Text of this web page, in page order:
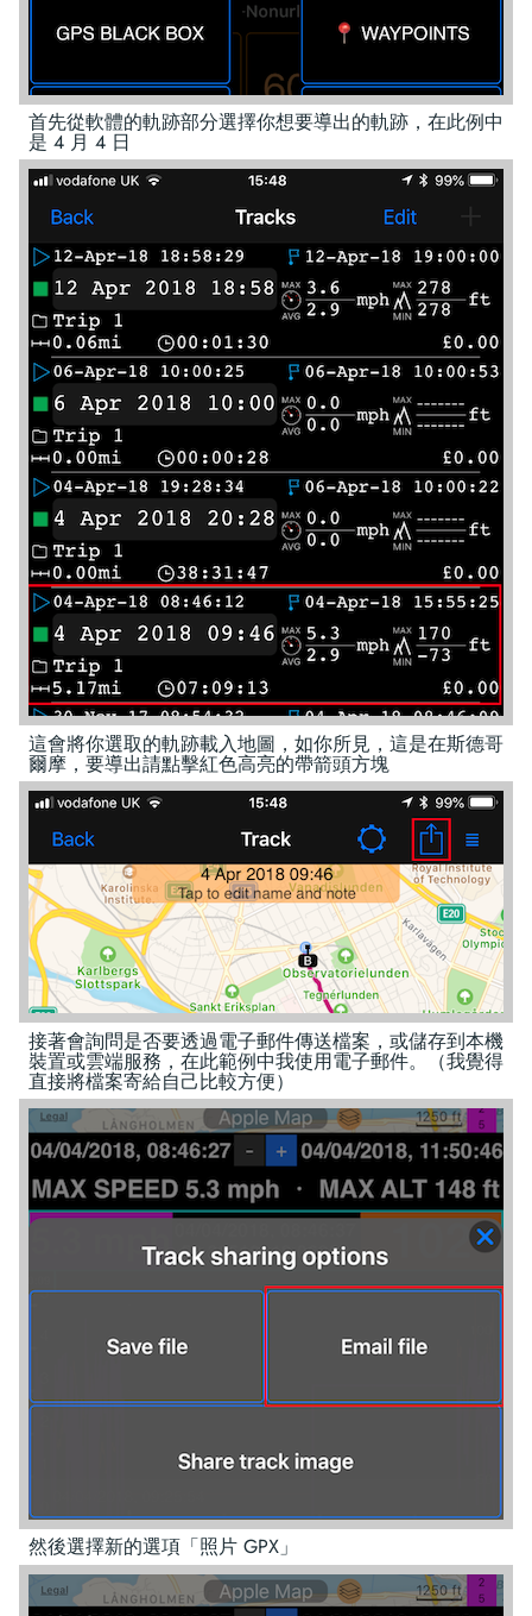
首先從軟體的軌跡部分選擇你想要導出的軌跡，在此例中
是 4 月 4 日
這會將你選取的軌跡載入地圖，如你所見，這是在斯德哥
爾摩，要導出請點擊紅色高亮的帶箭頭方塊
接著會詢問是否要透過電子郵件傳送檔案，或儲存到本機
裝置或雲端服務，在此範例中我使用電子郵件。（我覺得
直接將檔案寄給自己比較方便）
然後選擇新的選項「照片 GPX」